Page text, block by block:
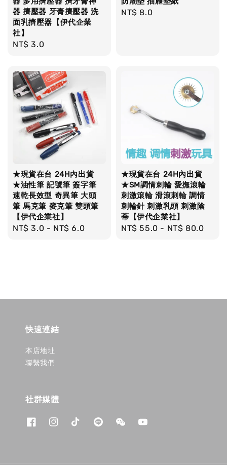
器 擠壓器 牙膏擠壓器 洗
面乳擠壓器【伊代企業
社】
Regular
NT$ 3.0
Regular
NT$ 8.0
★現貨在台 24H內出貨
★油性筆 記號筆 簽字筆
速乾長效型 奇異筆 大頭
筆 馬克筆 麥克筆 雙頭筆
【伊代企業社】
Regular
NT$ 3.0 - NT$ 6.0
★現貨在台 24H內出貨
★SM調情刺輪 愛撫滾輪
刺激滾輪 滑滾刺輪 調情
刺輪針 刺激乳頭 刺激陰
蒂【伊代企業社】
Regular
NT$ 55.0 - NT$ 80.0
快速連結
本店地址
聯繫我們
社群媒體